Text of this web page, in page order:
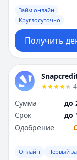
Займ онлайн
Круглосуточно
Получить
Сумма
до
Срок
до
Одобрение
Онлайн Первый